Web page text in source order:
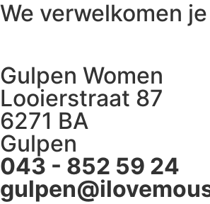
We verwelkomen
Gulpen Women
Looierstraat 87
6271 BA
Gulpen
043 - 852 59 24